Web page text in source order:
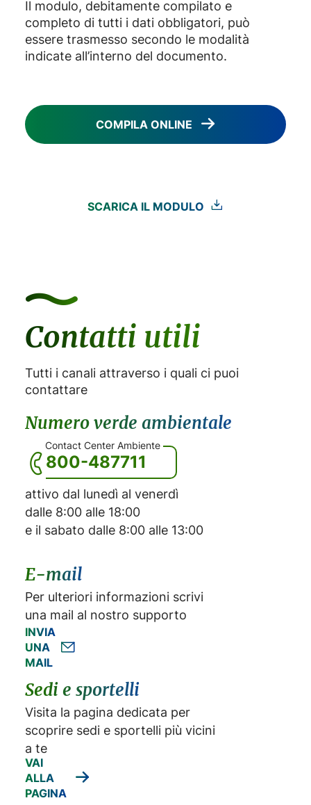
Il modulo, debitamente compilato e
completo di tutti i dati obbligatori, può
essere trasmesso secondo le modalità
indicate all’interno del documento.
COMPILA ONLINE
SCARICA IL MODULO
Contatti utili
Tutti i canali attraverso i quali ci puoi
contattare
Numero verde ambientale
Contact Center Ambiente
800-487711
attivo dal lunedì al venerdì
dalle 8:00 alle 18:00
e il sabato dalle 8:00 alle 13:00
E-mail
Per ulteriori informazioni scrivi
una mail al nostro supporto
INVIA
UNA
MAIL
Sedi e sportelli
Visita la pagina dedicata per
scoprire sedi e sportelli più vicini
a te
VAI
ALLA
PAGINA